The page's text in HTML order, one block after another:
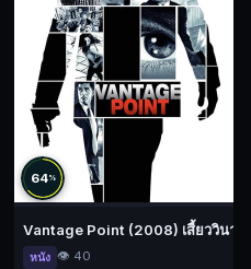
เทิลจู๊ดส์ บีเทิลจู๊ดส์
64%
Vantage Point (2008) เสี้ยววินาที
หนัง 👁️ 40